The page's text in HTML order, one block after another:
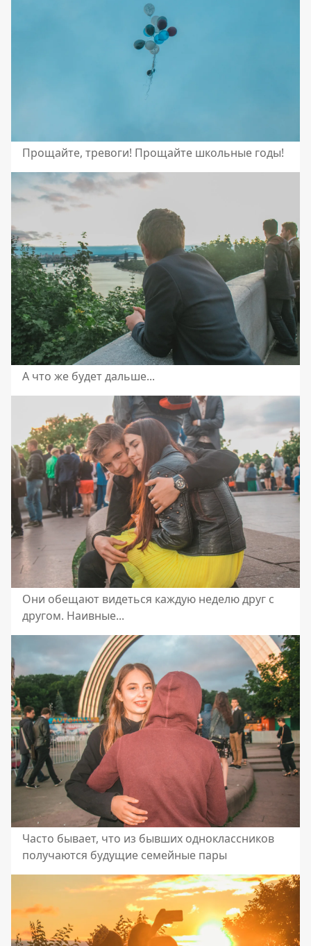
Прощайте, тревоги! Прощайте школьные годы!
А что же будет дальше...
Они обещают видеться каждую неделю друг с
другом. Наивные...
Часто бывает, что из бывших одноклассников
получаются будущие семейные пары